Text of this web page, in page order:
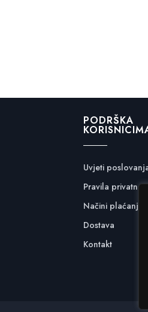
PODRŠKA
Uvjeti
Pravila
Načini plaćanja
Dostava
Kontakt